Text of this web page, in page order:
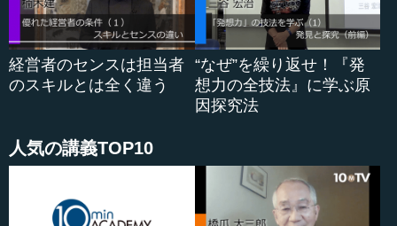
―― 企業を半分に減らすということになったら、ものす
ごく競争力が上がりますよね。化学業界で言えば、売上１
０００億や２０００億くらいの規模でやるのは非常に難し
いですね。そういう中途半端なサイズの会社がなくなる
と、かなり違った展開になります。
小林 いや、十分変わり得ますね。また、アメリカやドイ
ツの５兆円くらいの会社を二つか三つにまとめてしまうと
いうような流れも、僕が見る限りではもう無理でしょう
ね。本当はそのくらい大きな嵩というか枠になると、フォ
ーカスする部分が変わって、逆にやりやすくなる。グロー
経営者のセンスは担当者
のスキルとは全く違う
“なぜ”を繰り返せ！『発
想力の全技法』に学ぶ原
因探究法
人気の講義TOP10